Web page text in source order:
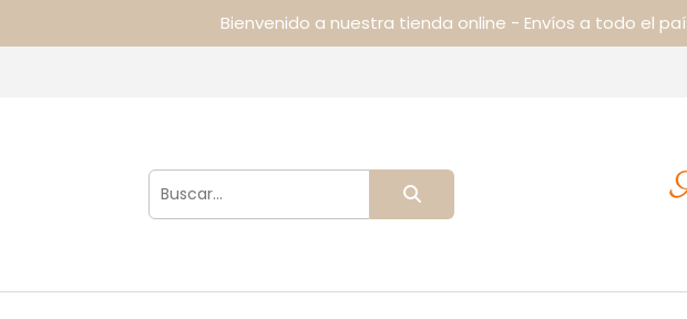
Bienvenido a nuestra tienda online - Envíos a todo el país -